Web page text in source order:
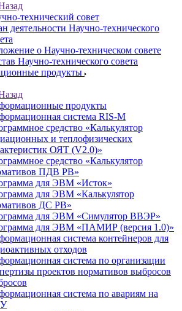
технический совет
деятельности Научно-технического
о Научно-техническом совете
Научно-технического совета
продукты
продукты
система RIS-M
средство «Калькулятор
и теплофизических
ОЯТ (V2.0)»
средство «Калькулятор
ПДВ РВ»
для ЭВМ «Исток»
для ЭВМ «Калькулятор
ДС РВ»
для ЭВМ «Симулятор ВВЭР»
для ЭВМ «ПАМИР (версия 1.0)»
система контейнеров для
отходов
система по организации
проектов нормативов выбросов
система по авариям на